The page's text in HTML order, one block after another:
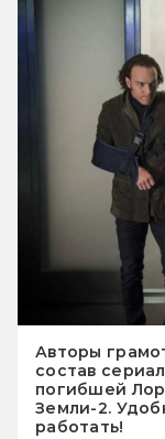
Авторы
состав
погибшей
Земли-2.
работать!